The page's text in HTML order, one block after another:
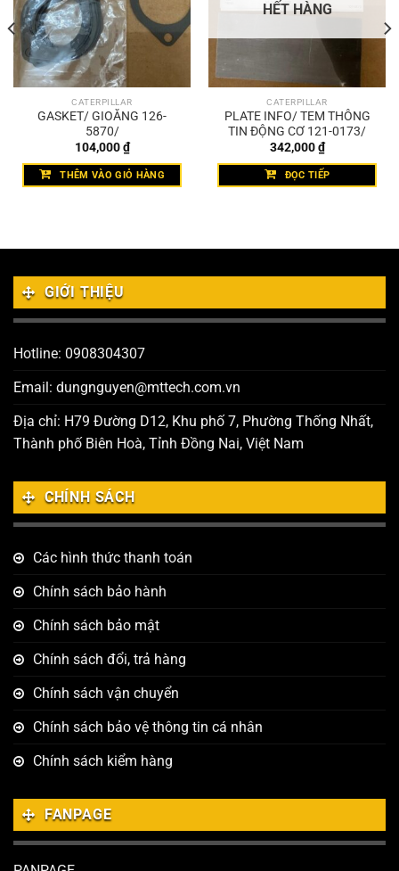
CATERPILLAR
GASKET/ GIOĂNG 126-
5870/
104,000₫
THÊM VÀO GIỎ HÀNG
HẾT HÀNG
CATERPILLAR
PLATE INFO/ TEM THÔNG
TIN ĐỘNG CƠ 121-0173/
342,000₫
ĐỌC TIẾP
GIỚI THIỆU
Hotline: 0908304307
Email: dungnguyen@mttech.com.vn
Địa chỉ: H79 Đường D12, Khu phố 7, Phường Thống Nhất,
Thành phố Biên Hoà, Tỉnh Đồng Nai, Việt Nam
CHÍNH SÁCH
Các hình thức thanh toán
Chính sách bảo hành
Chính sách bảo mật
Chính sách đổi, trả hàng
Chính sách vận chuyển
Chính sách bảo vệ thông tin cá nhân
Chính sách kiểm hàng
FANPAGE